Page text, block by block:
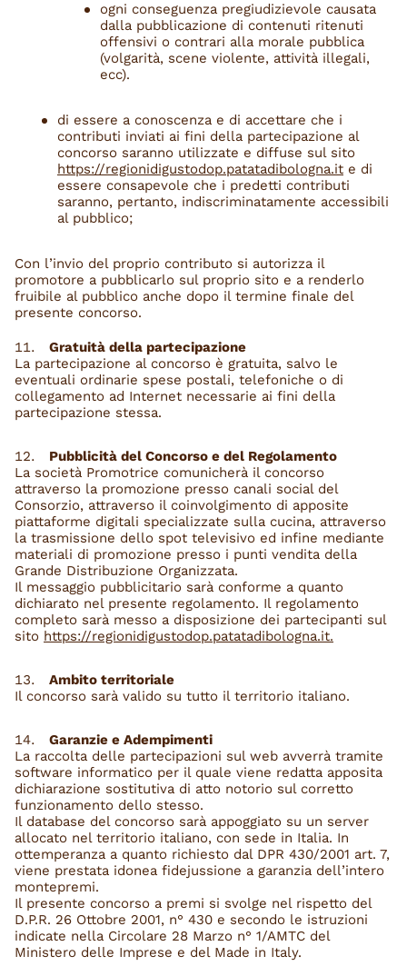
ogni conseguenza pregiudizievole causata
dalla pubblicazione di contenuti ritenuti
offensivi o contrari alla morale pubblica
(volgarità, scene violente, attività illegali,
ecc).
di essere a conoscenza e di accettare che i
contributi inviati ai fini della partecipazione al
concorso saranno utilizzate e diffuse sul sito
https://regionidigustodop.patatadibologna.it e di
essere consapevole che i predetti contributi
saranno, pertanto, indiscriminatamente accessibili
al pubblico;
Con l’invio del proprio contributo si autorizza il
promotore a pubblicarlo sul proprio sito e a renderlo
fruibile al pubblico anche dopo il termine finale del
presente concorso.
Gratuità della partecipazione
La partecipazione al concorso è gratuita, salvo le
eventuali ordinarie spese postali, telefoniche o di
collegamento ad Internet necessarie ai fini della
partecipazione stessa.
Pubblicità del Concorso e del Regolamento
La società Promotrice comunicherà il concorso
attraverso la promozione presso canali social del
Consorzio, attraverso il coinvolgimento di apposite
piattaforme digitali specializzate sulla cucina, attraverso
la trasmissione dello spot televisivo ed infine mediante
materiali di promozione presso i punti vendita della
Grande Distribuzione Organizzata.
Il messaggio pubblicitario sarà conforme a quanto
dichiarato nel presente regolamento. Il regolamento
completo sarà messo a disposizione dei partecipanti sul
sito https://regionidigustodop.patatadibologna.it.
Ambito territoriale
Il concorso sarà valido su tutto il territorio italiano.
Garanzie e Adempimenti
La raccolta delle partecipazioni sul web avverrà tramite
software informatico per il quale viene redatta apposita
dichiarazione sostitutiva di atto notorio sul corretto
funzionamento dello stesso.
Il database del concorso sarà appoggiato su un server
allocato nel territorio italiano, con sede in Italia. In
ottemperanza a quanto richiesto dal DPR 430/2001 art. 7,
viene prestata idonea fidejussione a garanzia dell’intero
montepremi.
Il presente concorso a premi si svolge nel rispetto del
D.P.R. 26 Ottobre 2001, n° 430 e secondo le istruzioni
indicate nella Circolare 28 Marzo n° 1/AMTC del
Ministero delle Imprese e del Made in Italy.